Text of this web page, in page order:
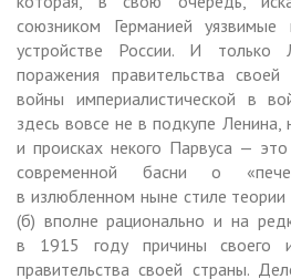
союзником Германией
устройстве России. И только
поражения правительства
войны империалистической в
здесь вовсе не в подкупе Ленина,
и происках некого Парвуса —
современной басни о
в излюбленном ныне стиле
(б) вполне рационально и на
в 1915 году причины своего
правительства своей страны.